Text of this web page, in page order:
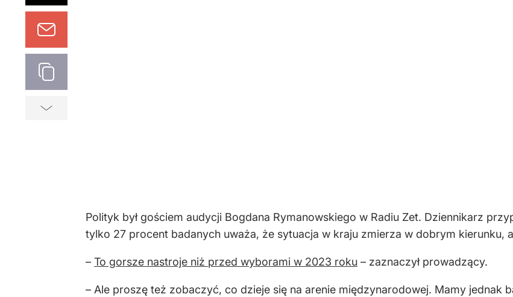
Polityk był gościem audycji Bogdana Rymanowskiego w Radiu Zet. Dziennikarz
tylko 27 procent badanych uważa, że sytuacja w kraju zmierza w dobrym kierunku,
– To gorsze nastroje niż przed wyborami w 2023 roku – zaznaczył prowadzący.
– Ale proszę też zobaczyć, co dzieje się na arenie międzynarodowej. Mamy jednak